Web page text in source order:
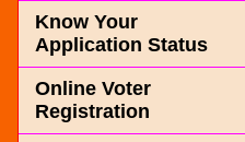
Know Your
Application Status
Online Voter
Registration